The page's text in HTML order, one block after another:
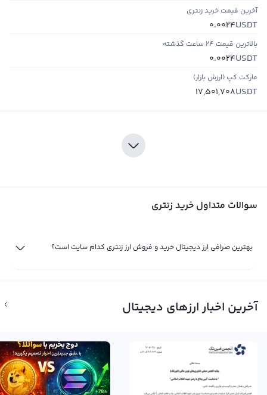
آخرین قیمت خرید زنتری
USDT
0.0024
بالاترین قیمت ۲۴ ساعت گذشته
USDT
0.0024
مارکت کپ (ارزش بازار)
USDT
17,501,708
سوالات متداول خرید زنتری
بهترین صرافی ارز دیجیتال خرید و فروش ارز زنتری کدام سایت است؟
آخرین اخبار ارزهای دیجیتال